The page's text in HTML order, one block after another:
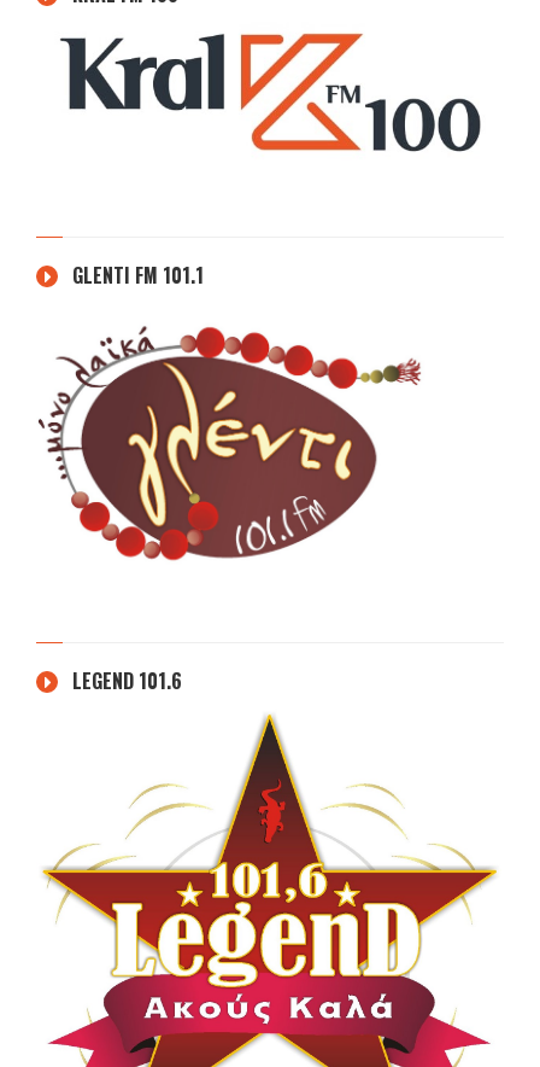
GLENTI FM 101.1
LEGEND 101.6